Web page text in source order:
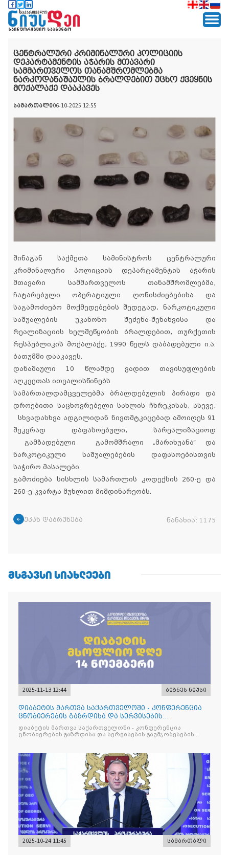
ცენტრალური კრიმინალური პოლიციის
დეპარტამენტის აჭარის მთავარი
სამმართველოს თანამშრომლებმა
ნარკოდანაშაულის ბრალდებით უცხო ქვეყნის
მოქალაქე დააკავეს
სამართალი06-10-2025 12:55
შინაგან საქმეთა სამინისტროს ცენტრალური
კრიმინალური პოლიციის დეპარტამენტის აჭარის
მთავარი სამმართველოს თანამშრომლებმა,
ჩატარებული ოპერატიული ღონისძიებებისა და
საგამოძიებო მოქმედებების შედეგად, ნარკოტიკული
საშუალების უკანონო შეძენა-შენახვისა და
რეალიზაციის ხელშეწყობის ბრალდებით, თურქეთის
რესპუბლიკის მოქალაქე, 1990 წელს დაბადებული ი.ა.
ბათუმში დააკავეს.
დანაშაული 10 წლამდე ვადით თავისუფლების
აღკვეთას ითვალისწინებს.
სამართალდამცველებმა ბრალდებულის პირადი და
დროებითი საცხოვრებელი სახლის ჩხრეკისას, ასევე,
სხვადასხვა ადგილიდან ნივთმტკიცებად ამოიღეს 91
შეკვრად დაფასოებული, სარეალიზაციოდ
გამზადებული გამომშრალი „მარიხუანა“ და
ნარკოტიკული საშუალებების დაფასოებისთვის
საჭირო მასალები.
გამოძიება სისხლის სამართლის კოდექსის 260-ე და
260-ე კვარტა მუხლით მიმდინარეობს.
უკან დაბრუნება ნანახია: 1175
ᲛᲡᲒᲐᲕᲡᲘ ᲡᲘᲐᲮᲚᲔᲔᲑᲘ
2025-11-13 12:44 ბიზნეს ნიუსი
დიაბეტის მართვა საქართველოში - კონფერენცია
ცნობიერების გაზრდისა და სერვისების
გაუმჯობესების მიზნით
დიაბეტის მართვა საქართველოში - კონფერენცია
ცნობიერების გაზრდისა და სერვისების გაუმჯობესების
2025-10-24 11:45 სამართალი